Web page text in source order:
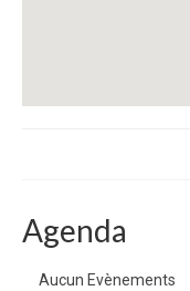
Agenda
Aucun Evènements